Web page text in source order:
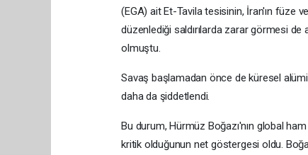
(EGA) ait Et-Tavila tesisinin, İran'ın füze
düzenlediği saldırılarda zarar görmesi
olmuştu.
Savaş başlamadan önce de küresel
daha da şiddetlendi.
Bu durum, Hürmüz Boğazı'nın global
kritik olduğunun net göstergesi oldu.